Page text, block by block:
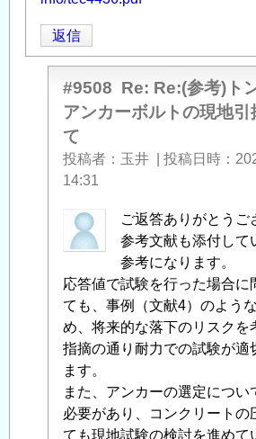
返信
#9508 Re: Re:(参考)ト
アンカーボルトの現地
て
投稿者 玉井 投稿日時
14:31
中
筋
之
に
よ
る
「 Re:
(参
考)
ト
ご返答ありがとうご
参考文献も添付して
参考になります。
応答値で試験を行った場合に
ても、事例（文献4）のよう
め、将来的な落下のリスクを
指摘の通り耐力での試験が適
ます。
また、アンカーの選定につい
必要があり、コンクリートの
ても現地試験の検討を進めて